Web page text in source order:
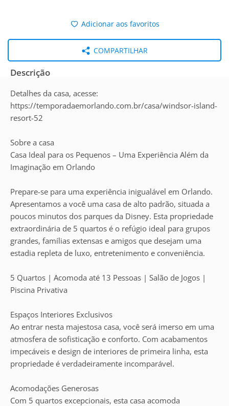
Adicionar aos favoritos
COMPARTILHAR
Descrição
Detalhes da casa, acesse:
https://temporadaemorlando.com.br/casa/windsor-island-
resort-52
Sobre a casa
Casa Ideal para os Pequenos – Uma Experiência Além da
Imaginação em Orlando
Prepare-se para uma experiência inigualável em Orlando.
Apresentamos a você uma casa de alto padrão, situada a
poucos minutos dos parques da Disney. Esta propriedade
extraordinária de 5 quartos é o refúgio ideal para grupos
grandes, famílias extensas e amigos que desejam uma
estadia repleta de luxo, entretenimento e conveniência.
5 Quartos | Acomoda até 13 Pessoas | Salão de Jogos |
Piscina Privativa
Espaços Interiores Exclusivos
Ao entrar nesta majestosa casa, você será imerso em uma
atmosfera de sofisticação e conforto. Com acabamentos
impecáveis e design de interiores de primeira linha, esta
propriedade é verdadeiramente incomparável.
Acomodações Generosas
Com 5 quartos excepcionais, esta casa acomoda